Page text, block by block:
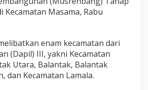
I
K
e
c
m
Kecamatan Masama, Rabu
enam kecamatan dari
(Dapil) III, yakni Kecamatan
Utara, Balantak, Balantak
dan Kecamatan Lamala.